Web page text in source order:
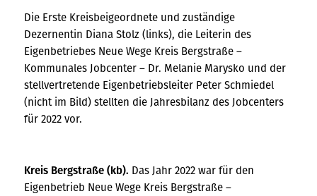
Die Erste Kreisbeigeordnete und zuständige
Dezernentin Diana Stolz (links), die Leiterin des
Eigenbetriebes Neue Wege Kreis Bergstraße –
Kommunales Jobcenter – Dr. Melanie Marysko und der
stellvertretende Eigenbetriebsleiter Peter Schmiedel
(nicht im Bild) stellten die Jahresbilanz des Jobcenters
für 2022 vor.
Kreis Bergstraße (kb). Das Jahr 2022 war für den
Eigenbetrieb Neue Wege Kreis Bergstraße –